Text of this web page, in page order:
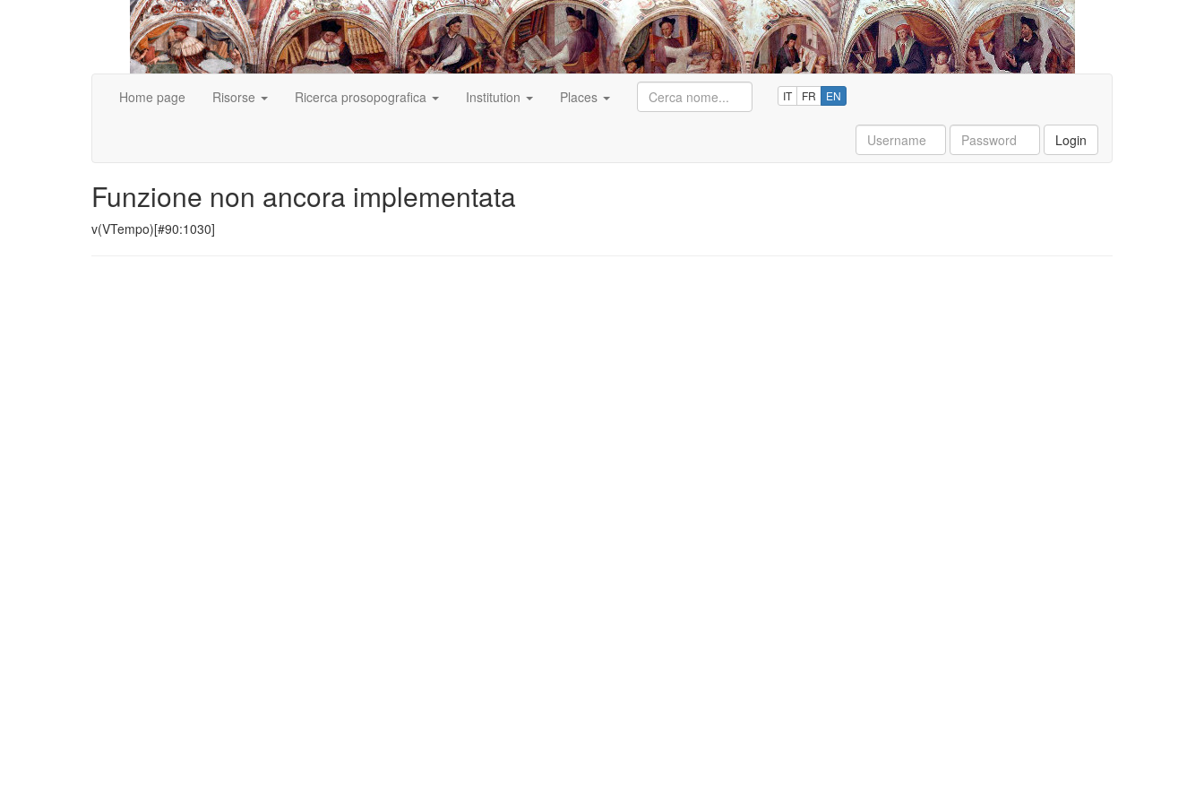
Home page Risorse Ricerca prosopografica Institution Places IT FR EN
Username Password Login
Funzione non ancora implementata
v(VTempo)[#90:1030]